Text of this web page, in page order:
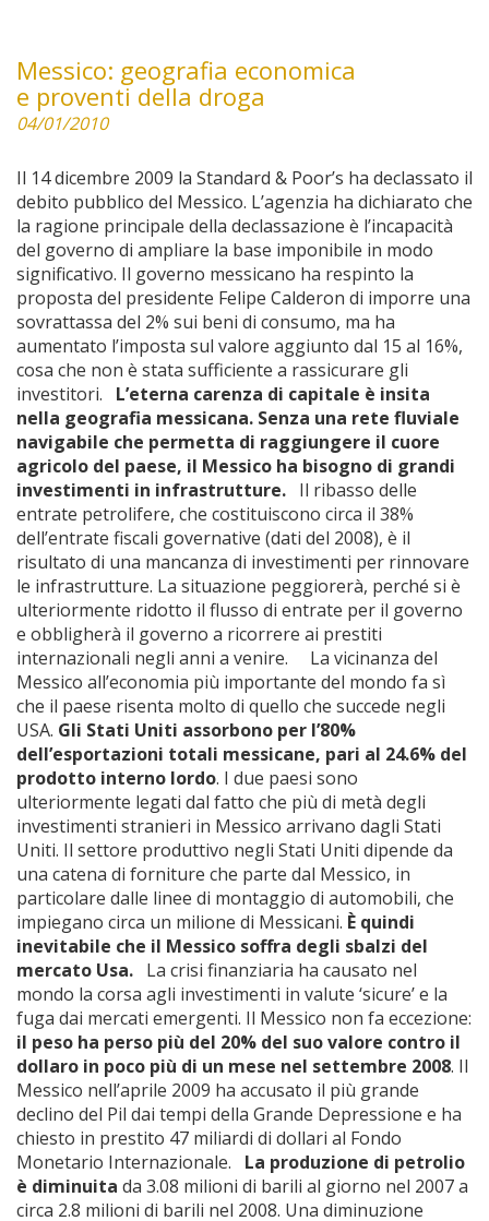
Messico: geografia economica
e proventi della droga
04/01/2010
Il 14 dicembre 2009 la Standard & Poor’s ha declassato il
debito pubblico del Messico. L’agenzia ha dichiarato che
la ragione principale della declassazione è l’incapacità
del governo di ampliare la base imponibile in modo
significativo. Il governo messicano ha respinto la
proposta del presidente Felipe Calderon di imporre una
sovrattassa del 2% sui beni di consumo, ma ha
aumentato l’imposta sul valore aggiunto dal 15 al 16%,
cosa che non è stata sufficiente a rassicurare gli
investitori. L’eterna carenza di capitale è insita
nella geografia messicana. Senza una rete fluviale
navigabile che permetta di raggiungere il cuore
agricolo del paese, il Messico ha bisogno di grandi
investimenti in infrastrutture. Il ribasso delle
entrate petrolifere, che costituiscono circa il 38%
dell’entrate fiscali governative (dati del 2008), è il
risultato di una mancanza di investimenti per rinnovare
le infrastrutture. La situazione peggiorerà, perché si è
ulteriormente ridotto il flusso di entrate per il governo
e obbligherà il governo a ricorrere ai prestiti
internazionali negli anni a venire. La vicinanza del
Messico all’economia più importante del mondo fa sì
che il paese risenta molto di quello che succede negli
USA. Gli Stati Uniti assorbono per l’80%
dell’esportazioni totali messicane, pari al 24.6% del
prodotto interno lordo. I due paesi sono
ulteriormente legati dal fatto che più di metà degli
investimenti stranieri in Messico arrivano dagli Stati
Uniti. Il settore produttivo negli Stati Uniti dipende da
una catena di forniture che parte dal Messico, in
particolare dalle linee di montaggio di automobili, che
impiegano circa un milione di Messicani. È quindi
inevitabile che il Messico soffra degli sbalzi del
mercato Usa. La crisi finanziaria ha causato nel
mondo la corsa agli investimenti in valute ‘sicure’ e la
fuga dai mercati emergenti. Il Messico non fa eccezione:
il peso ha perso più del 20% del suo valore contro il
dollaro in poco più di un mese nel settembre 2008. Il
Messico nell’aprile 2009 ha accusato il più grande
declino del Pil dai tempi della Grande Depressione e ha
chiesto in prestito 47 miliardi di dollari al Fondo
Monetario Internazionale. La produzione di petrolio
è diminuita da 3.08 milioni di barili al giorno nel 2007 a
circa 2.8 milioni di barili nel 2008. Una diminuzione